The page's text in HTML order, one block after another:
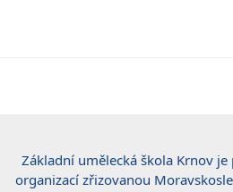
Základní umělecká škola Krnov
organizací zřizovanou